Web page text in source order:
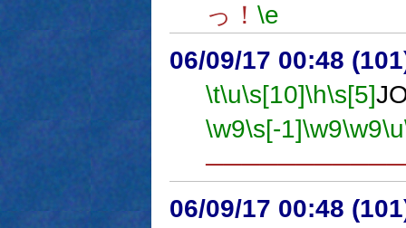
っ！ \e
06/09/17 00:48
\t\u\s[10]\h\s[5]
\w9\s[-1]\w9\w9\u
06/09/17 00:48